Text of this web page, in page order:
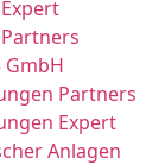
GmbH
Partners
Expert
Anlagen